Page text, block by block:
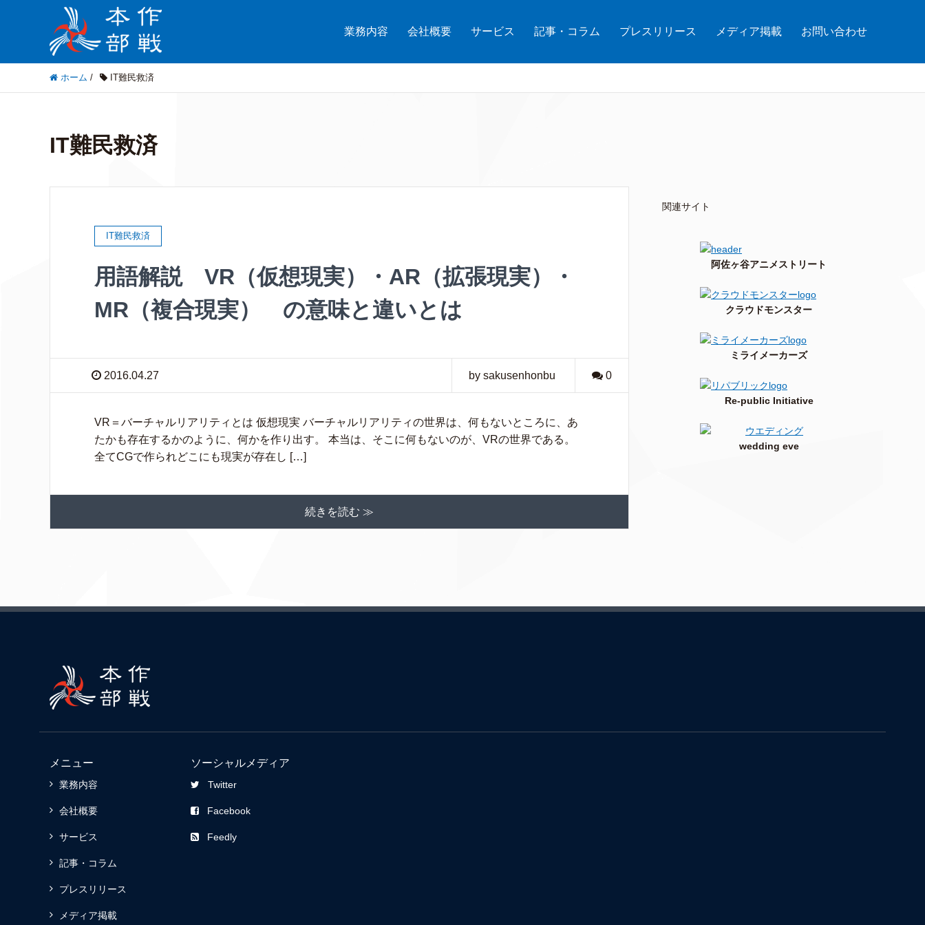
業務内容 会社概要 サービス 記事・コラム プレスリリース メディア掲載 お問い合わせ
ホーム / IT難民救済
IT難民救済
IT難民救済
用語解説 VR（仮想現実）・AR（拡張現実）・
MR（複合現実） の意味と違いとは
2016.04.27 by sakusenhonbu 0
VR＝バーチャルリアリティとは 仮想現実 バーチャルリアリティの世界は、何もないところに、あ
たかも存在するかのように、何かを作り出す。 本当は、そこに何もないのが、VRの世界である。
全てCGで作られどこにも現実が存在し […]
続きを読む ≫
関連サイト
阿佐ヶ谷アニメストリート
クラウドモンスター
ミライメーカーズ
Re-public Initiative
wedding eve
メニュー
業務内容
会社概要
サービス
記事・コラム
プレスリリース
メディア掲載
ソーシャルメディア
Twitter
Facebook
Feedly